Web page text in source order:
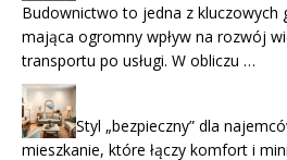
Budownictwo to jedna z kluczowych
mająca ogromny wpływ na rozwój
transportu po usługi. W obliczu …
Styl „bezpieczny” dla
mieszkanie, które łączy komfort i